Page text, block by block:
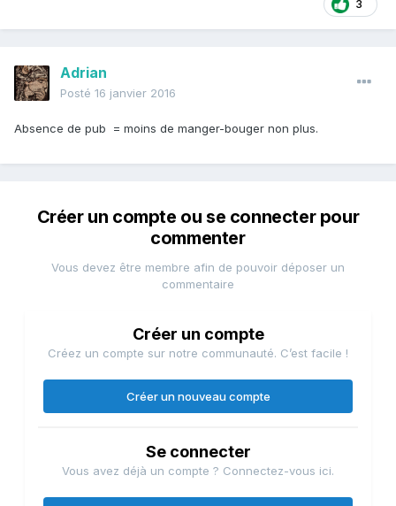
3
Adrian
Posté 16 janvier 2016
Absence de pub = moins de manger-bouger non plus.
Créer un compte ou se connecter pour
commenter
Vous devez être membre afin de pouvoir déposer un
commentaire
Créer un compte
Créez un compte sur notre communauté. C’est facile !
Créer un nouveau compte
Se connecter
Vous avez déjà un compte ? Connectez-vous ici.